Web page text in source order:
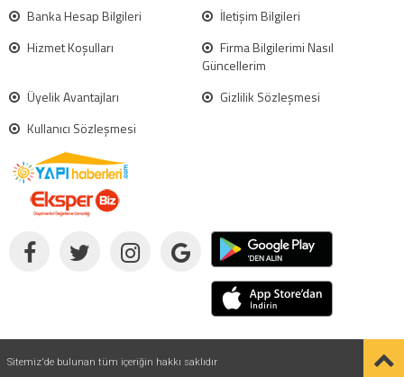
Banka Hesap Bilgileri
İletişim Bilgileri
Hizmet Koşulları
Firma Bilgilerimi Nasıl
Güncellerim
Üyelik Avantajları
Gizlilik Sözleşmesi
Kullanıcı Sözleşmesi
Sitemiz'de bulunan tüm içeriğin hakkı saklıdır